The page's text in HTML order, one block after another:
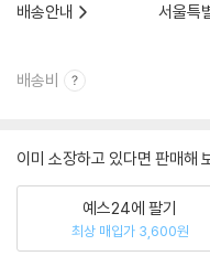
배송안내
서울특
배송비
이미 소장하고 있다면 판매해
예스24에 팔기
최상 매입가 3,600원